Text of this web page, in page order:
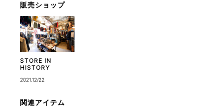
販売ショップ
STORE IN
HISTORY
2021.12/22
関連アイテム